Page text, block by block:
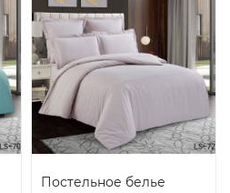
Постельное белье